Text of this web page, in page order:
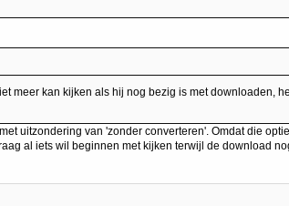
meer kan kijken als hij nog bezig is met downloaden,
uitzondering van 'zonder converteren'. Omdat die
al iets wil beginnen met kijken terwijl de download